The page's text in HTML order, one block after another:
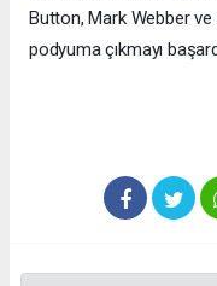
Button, Mark Webber
podyuma çıkmayı